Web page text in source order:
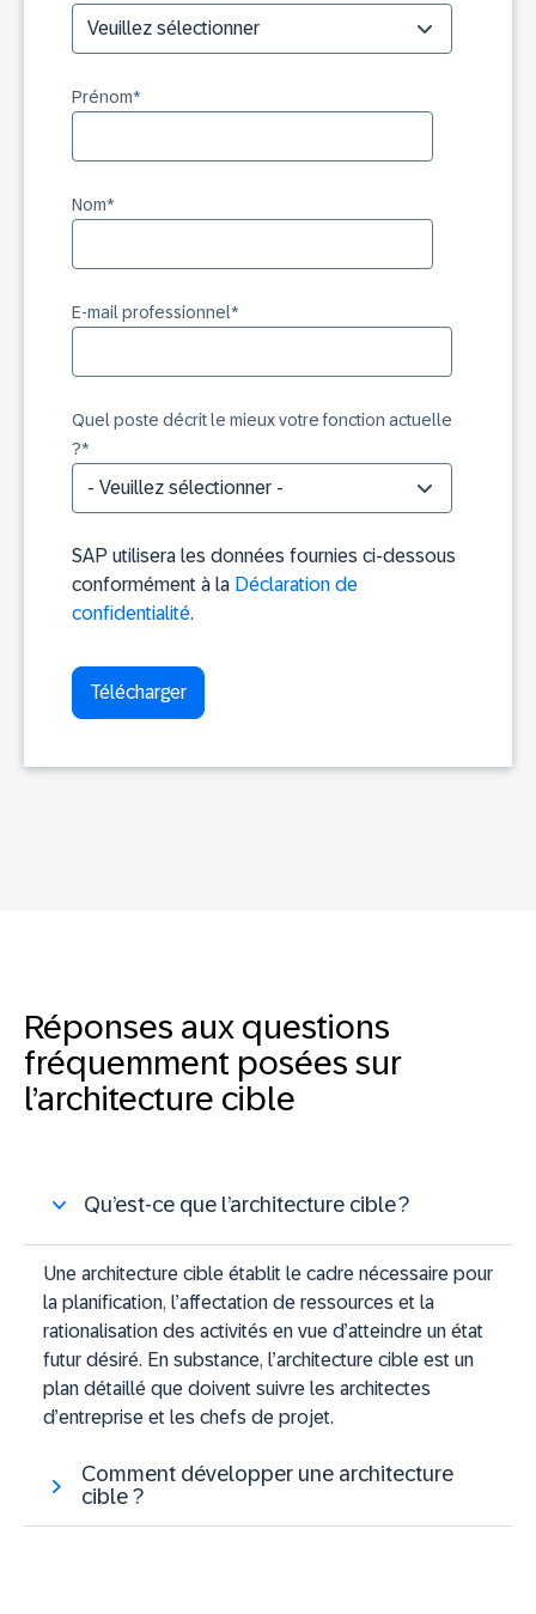
Prénom*
Nom*
E-mail professionnel*
Quel poste décrit le mieux votre fonction actuelle
?*
SAP utilisera les données fournies ci-dessous
conformément à la Déclaration de
confidentialité.
Réponses aux questions
fréquemment posées sur
l’architecture cible
Qu’est-ce que l’architecture cible ?
Une architecture cible établit le cadre nécessaire pour
la planification, l’affectation de ressources et la
rationalisation des activités en vue d’atteindre un état
futur désiré. En substance, l’architecture cible est un
plan détaillé que doivent suivre les architectes
d’entreprise et les chefs de projet.
Comment développer une architecture
cible ?